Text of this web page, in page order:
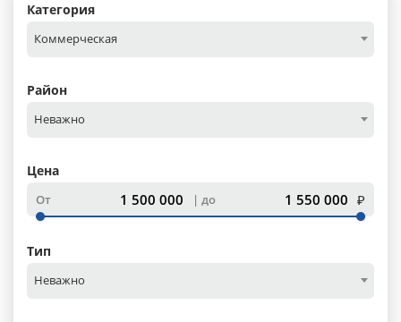
Категория
Коммерческая
Район
Неважно
Цена
От до ₽
Тип
Неважно